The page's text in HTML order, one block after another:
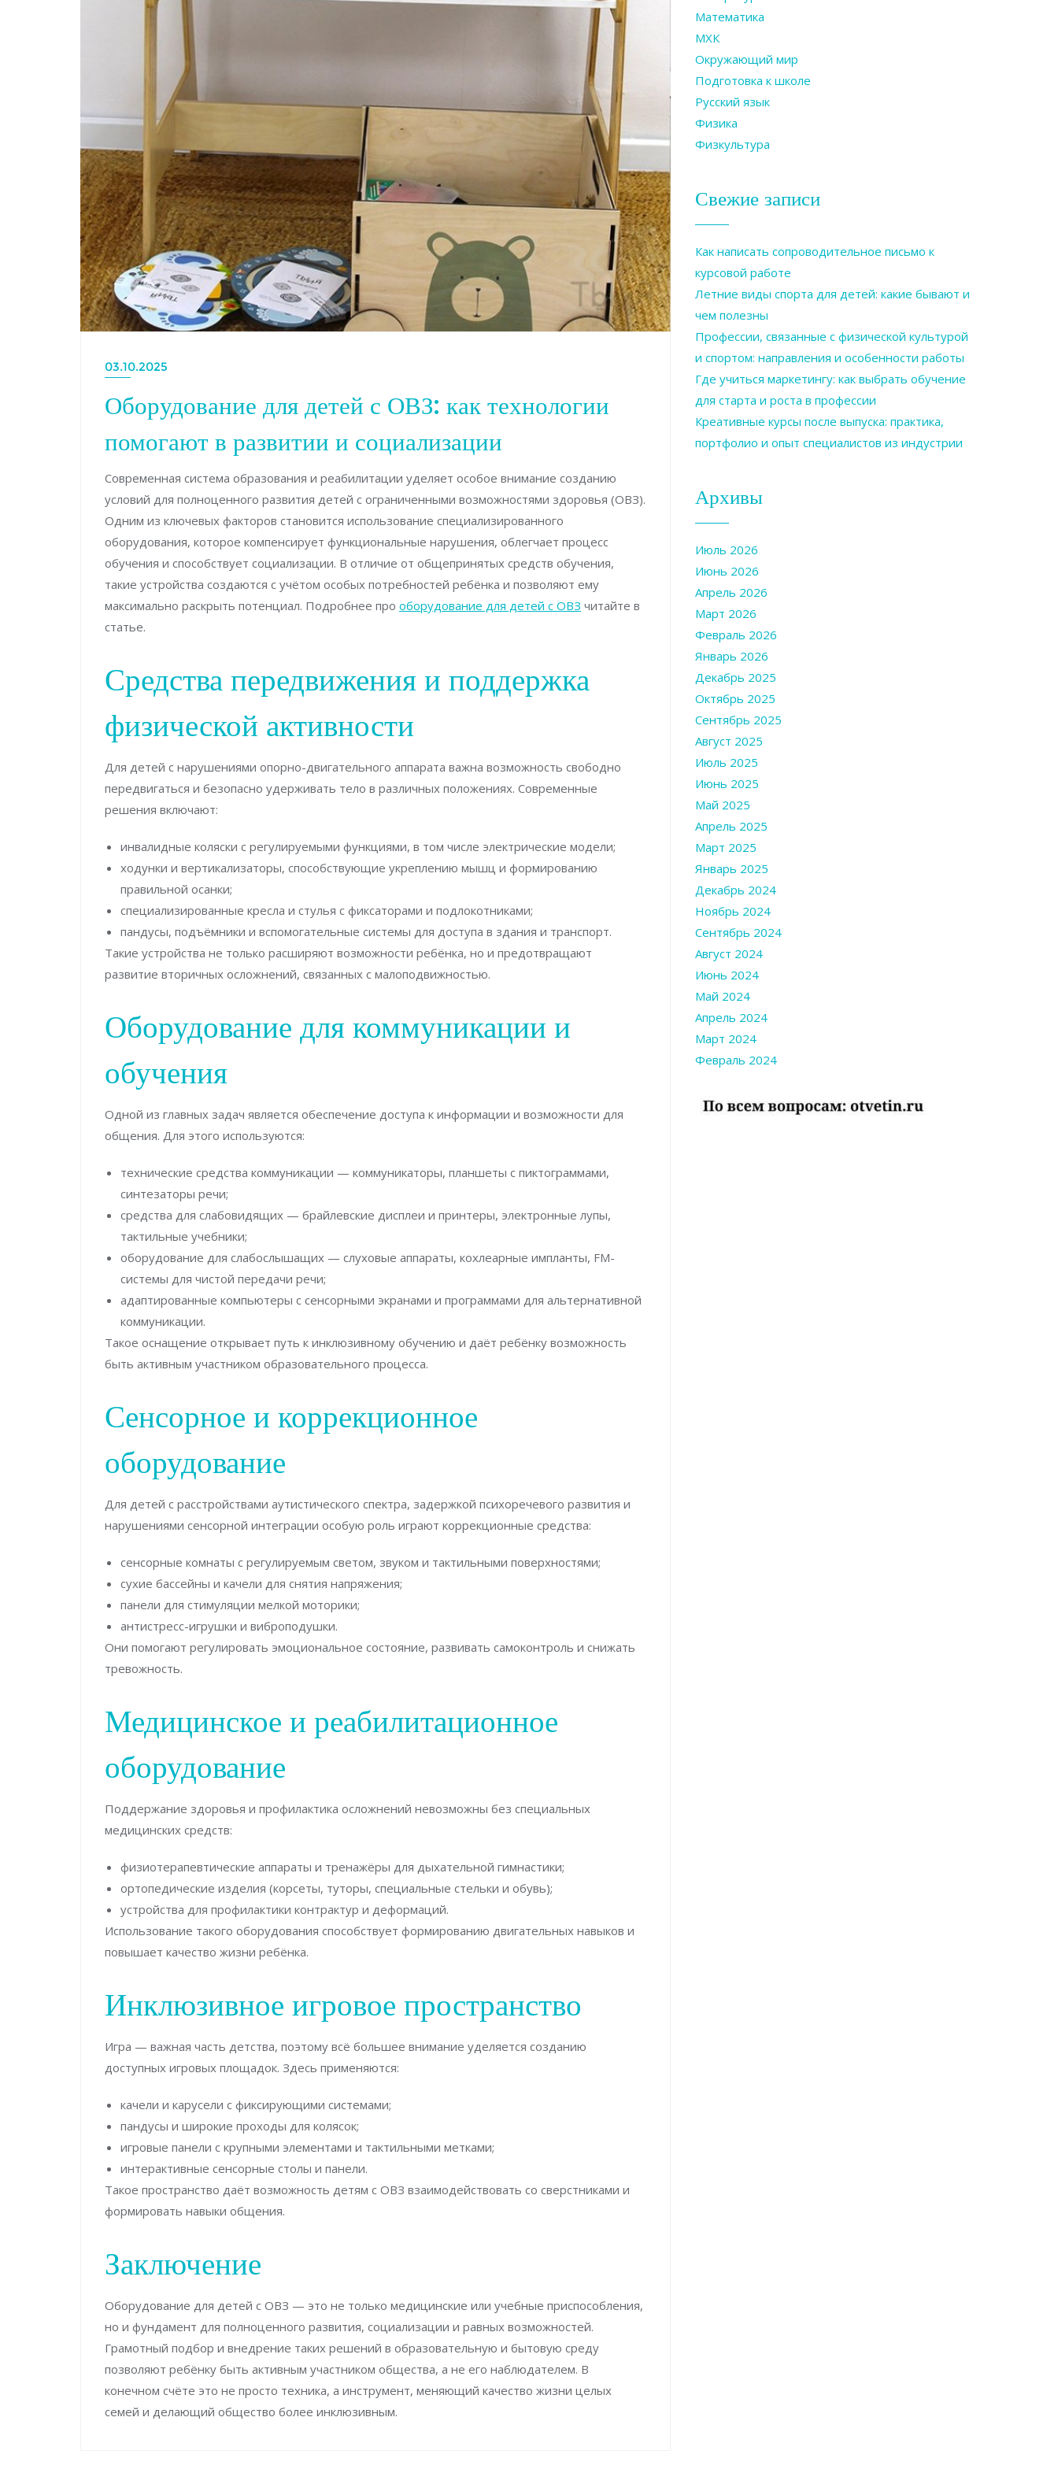
03.10.2025
Оборудование для детей с ОВЗ: как технологии
помогают в развитии и социализации
Современная система образования и реабилитации уделяет особое внимание созданию
условий для полноценного развития детей с ограниченными возможностями здоровья (ОВЗ).
Одним из ключевых факторов становится использование специализированного
оборудования, которое компенсирует функциональные нарушения, облегчает процесс
обучения и способствует социализации. В отличие от общепринятых средств обучения,
такие устройства создаются с учётом особых потребностей ребёнка и позволяют ему
максимально раскрыть потенциал. Подробнее про оборудование для детей с ОВЗ читайте в
статье.
Средства передвижения и поддержка
физической активности
Для детей с нарушениями опорно-двигательного аппарата важна возможность свободно
передвигаться и безопасно удерживать тело в различных положениях. Современные
решения включают:
инвалидные коляски с регулируемыми функциями, в том числе электрические модели;
ходунки и вертикализаторы, способствующие укреплению мышц и формированию
правильной осанки;
специализированные кресла и стулья с фиксаторами и подлокотниками;
пандусы, подъёмники и вспомогательные системы для доступа в здания и транспорт.
Такие устройства не только расширяют возможности ребёнка, но и предотвращают
развитие вторичных осложнений, связанных с малоподвижностью.
Оборудование для коммуникации и
обучения
Одной из главных задач является обеспечение доступа к информации и возможности для
общения. Для этого используются:
технические средства коммуникации — коммуникаторы, планшеты с пиктограммами,
синтезаторы речи;
средства для слабовидящих — брайлевские дисплеи и принтеры, электронные лупы,
тактильные учебники;
оборудование для слабослышащих — слуховые аппараты, кохлеарные импланты, FM-
системы для чистой передачи речи;
адаптированные компьютеры с сенсорными экранами и программами для альтернативной
коммуникации.
Такое оснащение открывает путь к инклюзивному обучению и даёт ребёнку возможность
быть активным участником образовательного процесса.
Сенсорное и коррекционное
оборудование
Для детей с расстройствами аутистического спектра, задержкой психоречевого развития и
нарушениями сенсорной интеграции особую роль играют коррекционные средства:
сенсорные комнаты с регулируемым светом, звуком и тактильными поверхностями;
сухие бассейны и качели для снятия напряжения;
панели для стимуляции мелкой моторики;
антистресс-игрушки и виброподушки.
Они помогают регулировать эмоциональное состояние, развивать самоконтроль и снижать
тревожность.
Медицинское и реабилитационное
оборудование
Поддержание здоровья и профилактика осложнений невозможны без специальных
медицинских средств:
физиотерапевтические аппараты и тренажёры для дыхательной гимнастики;
ортопедические изделия (корсеты, туторы, специальные стельки и обувь);
устройства для профилактики контрактур и деформаций.
Использование такого оборудования способствует формированию двигательных навыков и
повышает качество жизни ребёнка.
Инклюзивное игровое пространство
Игра — важная часть детства, поэтому всё большее внимание уделяется созданию
доступных игровых площадок. Здесь применяются:
качели и карусели с фиксирующими системами;
пандусы и широкие проходы для колясок;
игровые панели с крупными элементами и тактильными метками;
интерактивные сенсорные столы и панели.
Такое пространство даёт возможность детям с ОВЗ взаимодействовать со сверстниками и
формировать навыки общения.
Заключение
Оборудование для детей с ОВЗ — это не только медицинские или учебные приспособления,
но и фундамент для полноценного развития, социализации и равных возможностей.
Грамотный подбор и внедрение таких решений в образовательную и бытовую среду
позволяют ребёнку быть активным участником общества, а не его наблюдателем. В
конечном счёте это не просто техника, а инструмент, меняющий качество жизни целых
семей и делающий общество более инклюзивным.
Математика
МХК
Окружающий мир
Подготовка к школе
Русский язык
Физика
Физкультура
Свежие записи
Как написать сопроводительное письмо к
курсовой работе
Летние виды спорта для детей: какие бывают и
чем полезны
Профессии, связанные с физической культурой
и спортом: направления и особенности работы
Где учиться маркетингу: как выбрать обучение
для старта и роста в профессии
Креативные курсы после выпуска: практика,
портфолио и опыт специалистов из индустрии
Архивы
Июль 2026
Июнь 2026
Апрель 2026
Март 2026
Февраль 2026
Январь 2026
Декабрь 2025
Октябрь 2025
Сентябрь 2025
Август 2025
Июль 2025
Июнь 2025
Май 2025
Апрель 2025
Март 2025
Январь 2025
Декабрь 2024
Ноябрь 2024
Сентябрь 2024
Август 2024
Июнь 2024
Май 2024
Апрель 2024
Март 2024
Февраль 2024